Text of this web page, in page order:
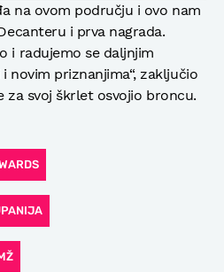
na ovom području i ovo nam
i prva nagrada.
i radujemo se daljnjim
novim priznanjima“, zaključio
za svoj škrlet osvojio broncu.